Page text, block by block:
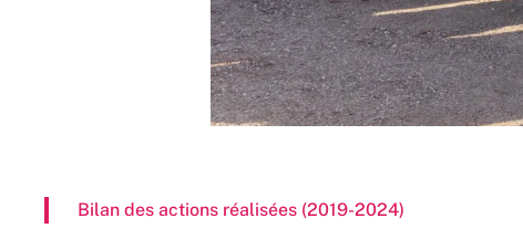
Bilan des actions réalisées (2019-2024)